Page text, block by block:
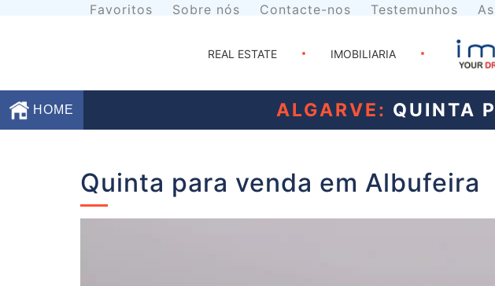
Favoritos Sobre nós Contacte-nos Testemunhos
REAL ESTATE IMOBILIARIA
HOME ALGARVE: QUINTA
Quinta para venda em Albufeira